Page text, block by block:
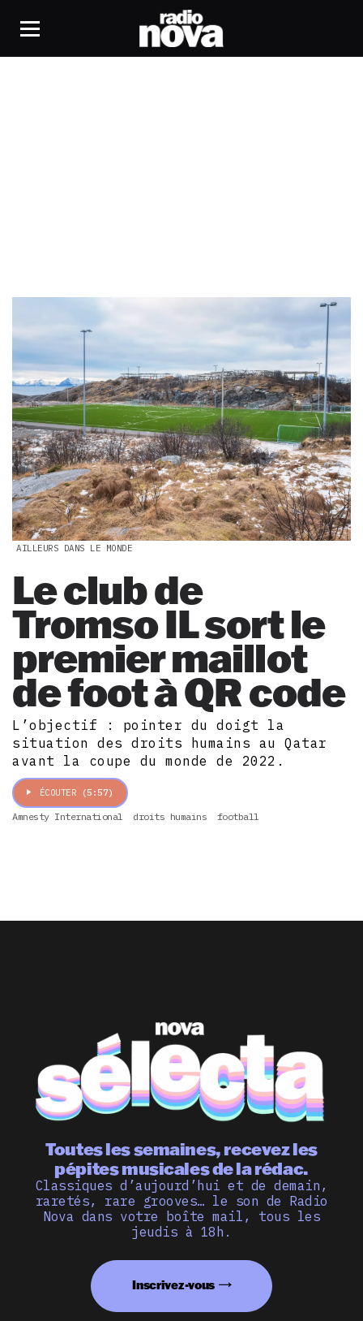
AILLEURS DANS LE MONDE
Le club de
Tromso IL sort le
premier maillot
de foot à QR code
L’objectif : pointer du doigt la
situation des droits humains au Qatar
avant la coupe du monde de 2022.
ÉCOUTER (5:57)
Amnesty International droits humains football
Toutes les semaines, recevez les
pépites musicales de la rédac.
Classiques d’aujourd’hui et de demain,
raretés, rare grooves… le son de Radio
Nova dans votre boîte mail, tous les
jeudis à 18h.
Inscrivez-vous